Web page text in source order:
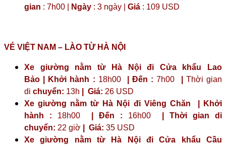
gian : 7h00 | Ngày : 3 ngày | Giá : 109 USD
VÉ VIỆT NAM – LÀO TỪ HÀ NỘI
Xe giường nằm từ Hà Nội đi Cửa khẩu Lao
Bảo | Khởi hành : 18h00| Đến : 7h00
Thời gian
di chuyển: 13h Giá: 26 USD
Xe giường nằm từ Hà Nội đi Viêng Chăn | Khởi
hành : 18h00 | Đến : 16h00 | Thời gian di
chuyển: 22 giờ | Giá: 35 USD
Xe giường nằm từ Hà Nội đi Cửa khẩu Cầu